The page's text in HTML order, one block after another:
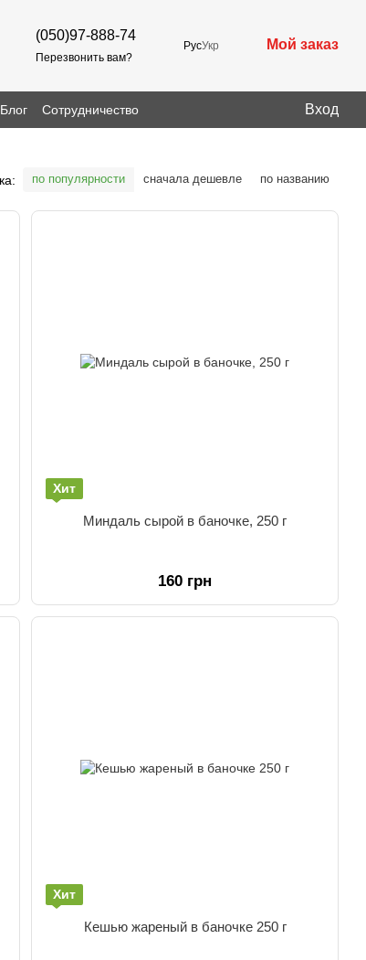
(050)97-888-74
Перезвонить вам?
РусУкр Мой заказ
Блог Сотрудничество Вход
по популярности сначала дешевле по названию
Хит
Миндаль сырой в баночке, 250 г
160 грн
Хит
Кешью жареный в баночке 250 г